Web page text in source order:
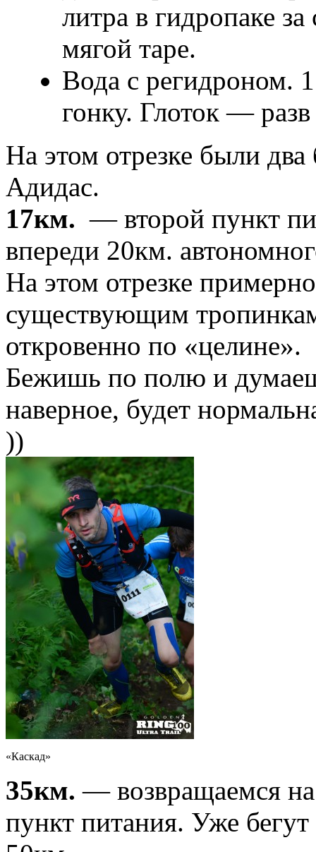
литра в гидропаке
мягой таре.
Вода с регидроном.
гонку. Глоток — разв
На этом отрезке были
Адидас.
17км. — второй пункт
впереди 20км.
На этом отрезке
существующим
откровенно по «целине».
Бежишь по полю и
наверное, будет
))
«Каскад»
35км. — возвращаемся на
пункт питания. Уже